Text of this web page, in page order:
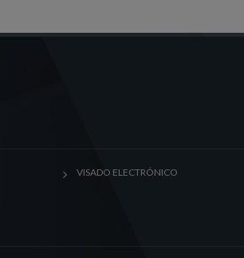
VISADO ELECTRÓNICO